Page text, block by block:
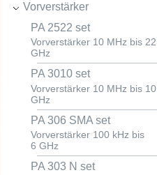
Vorverstärker
PA 2522 set
Vorverstärker 10 MHz bis 22
GHz
PA 3010 set
Vorverstärker 10 MHz bis 10
GHz
PA 306 SMA set
Vorverstärker 100 kHz bis
6 GHz
PA 303 N set